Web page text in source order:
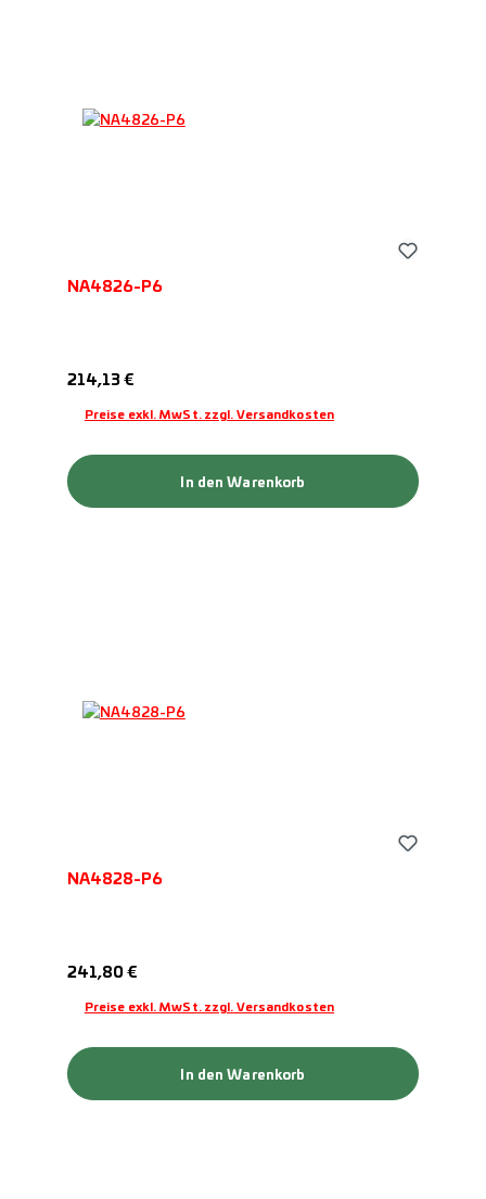
NA4826-P6
Regulärer Preis:
214,13 €
Preise exkl. MwSt. zzgl. Versandkosten
In den Warenkorb
NA4828-P6
Regulärer Preis:
241,80 €
Preise exkl. MwSt. zzgl. Versandkosten
In den Warenkorb